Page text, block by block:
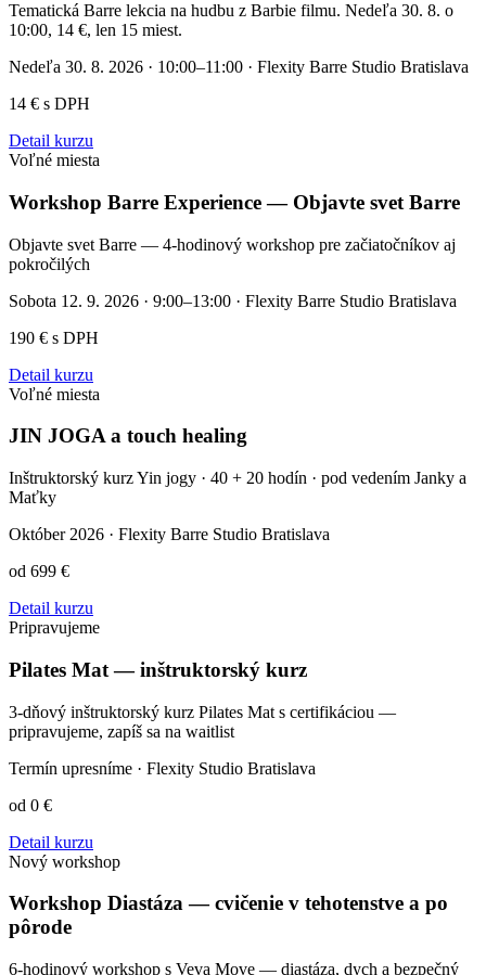
Tematická Barre lekcia na hudbu z Barbie filmu. Nedeľa 30. 8. o
10:00, 14 €, len 15 miest.
Nedeľa 30. 8. 2026 · 10:00–11:00 · Flexity Barre Studio Bratislava
14 € s DPH
Detail kurzu
Voľné miesta
Workshop Barre Experience — Objavte svet Barre
Objavte svet Barre — 4-hodinový workshop pre začiatočníkov aj
pokročilých
Sobota 12. 9. 2026 · 9:00–13:00 · Flexity Barre Studio Bratislava
190 € s DPH
Detail kurzu
Voľné miesta
JIN JOGA a touch healing
Inštruktorský kurz Yin jogy · 40 + 20 hodín · pod vedením Janky a
Maťky
Október 2026 · Flexity Barre Studio Bratislava
od 699 €
Detail kurzu
Pripravujeme
Pilates Mat — inštruktorský kurz
3-dňový inštruktorský kurz Pilates Mat s certifikáciou —
pripravujeme, zapíš sa na waitlist
Termín upresníme · Flexity Studio Bratislava
od 0 €
Detail kurzu
Nový workshop
Workshop Diastáza — cvičenie v tehotenstve a po
pôrode
6-hodinový workshop s Veva Move — diastáza, dych a bezpečný